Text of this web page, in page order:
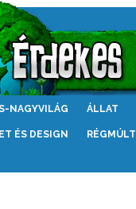
NAGYVILÁG ÁLLAT
ÉS DESIGN RÉGMÚLT